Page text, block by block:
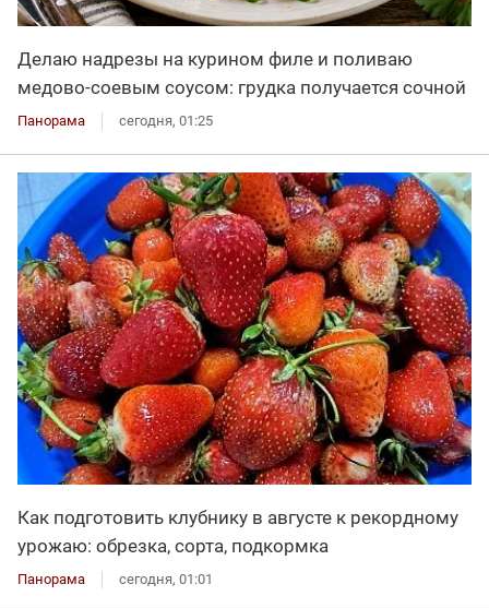
Делаю надрезы на курином филе и поливаю
медово-соевым соусом: грудка получается сочной
Панорама сегодня, 01:25
Как подготовить клубнику в августе к рекордному
урожаю: обрезка, сорта, подкормка
Панорама сегодня, 01:01